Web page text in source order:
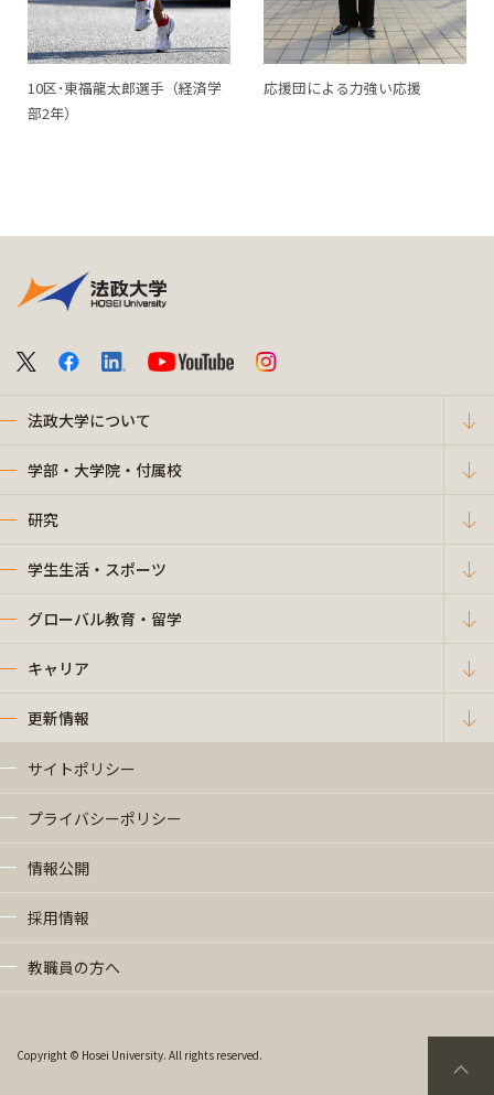
10区･東福龍太郎選手（経済学
部2年）
応援団による力強い応援
法政大学について
学部・大学院・付属校
研究
学生生活・スポーツ
グローバル教育・留学
キャリア
更新情報
サイトポリシー
プライバシーポリシー
情報公開
採用情報
教職員の方へ
Copyright © Hosei University. All rights reserved.